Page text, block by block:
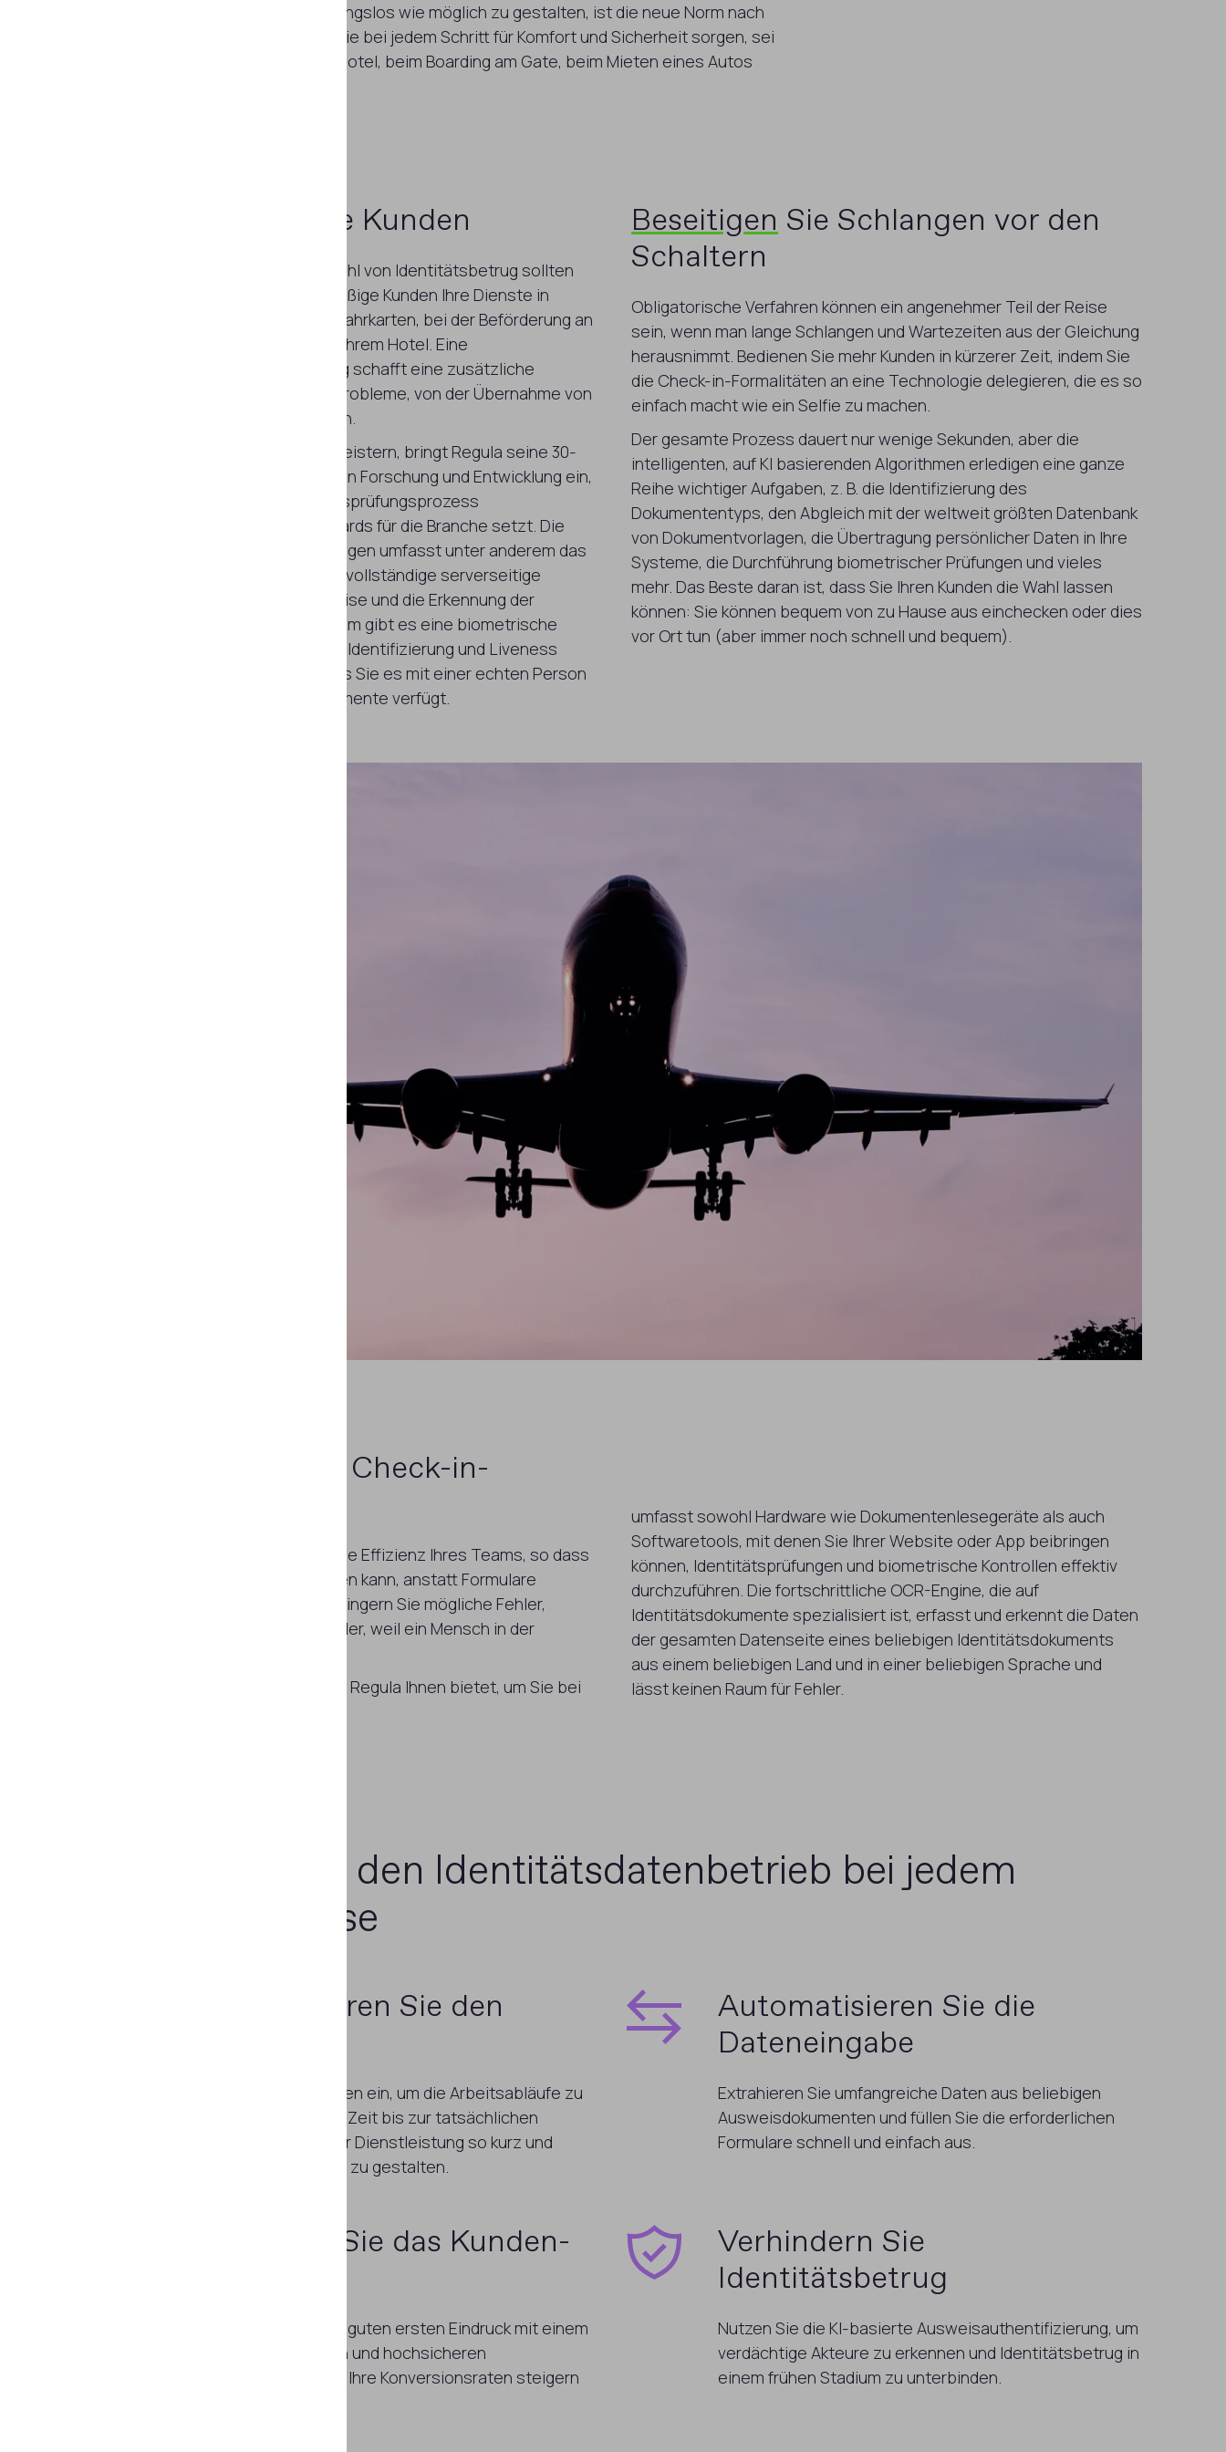
viele Prozesse so fern und berührungslos wie möglich zu gestalten, ist die neue Norm nach
der Pandemie. Mit Regula werden Sie bei jedem Schritt für Komfort und Sicherheit sorgen, sei
es beim Flug, beim Einchecken im Hotel, beim Boarding am Gate, beim Mieten eines Autos
Sie Ihre Kunden
In Anbetracht der zunehmenden Zahl von Identitätsbetrug sollten
Sie sicherstellen, dass nur rechtmäßige Kunden Ihre Dienste in
Anspruch nehmen: beim Kauf von Fahrkarten, bei der Beförderung an
Bord oder bei der Übernachtung in Ihrem Hotel. Eine
ordnungsgemäße Identitätsprüfung schafft eine zusätzliche
Sicherheitsebene und verhindert Probleme, von der Übernahme von
Konten bis hin zu Betrugsversuchen.
Um diese Herausforderungen zu meistern, bringt Regula seine 30-
jährige Erfahrung in der forensischen Forschung und Entwicklung ein,
damit Sie einen Hightech-Identitätsprüfungsprozess
implementieren können, der Standards für die Branche setzt. Die
breite Palette an Sicherheitsprüfungen umfasst unter anderem das
Lesen von MRZ- und Barcodes, die vollständige serverseitige
Überprüfung elektronischer Ausweise und die Erkennung der
Echtheit von Dokumenten. Außerdem gibt es eine biometrische
Verifizierung mit Gesichtsabgleich, Identifizierung und Liveness
Checks. All dies gewährleistet, dass Sie es mit einer echten Person
zu tun haben, die über echte Dokumente verfügt.
Beseitigen Sie Schlangen vor den
Schaltern
Obligatorische Verfahren können ein angenehmer Teil der Reise
sein, wenn man lange Schlangen und Wartezeiten aus der Gleichung
herausnimmt. Bedienen Sie mehr Kunden in kürzerer Zeit, indem Sie
die Check-in-Formalitäten an eine Technologie delegieren, die es so
einfach macht wie ein Selfie zu machen.
Der gesamte Prozess dauert nur wenige Sekunden, aber die
intelligenten, auf KI basierenden Algorithmen erledigen eine ganze
Reihe wichtiger Aufgaben, z. B. die Identifizierung des
Dokumententyps, den Abgleich mit der weltweit größten Datenbank
von Dokumentvorlagen, die Übertragung persönlicher Daten in Ihre
Systeme, die Durchführung biometrischer Prüfungen und vieles
mehr. Das Beste daran ist, dass Sie Ihren Kunden die Wahl lassen
können: Sie können bequem von zu Hause aus einchecken oder dies
vor Ort tun (aber immer noch schnell und bequem).
Sie die Check-in-
Erstens steigern Sie die betriebliche Effizienz Ihres Teams, so dass
es sich auf die Kunden konzentrieren kann, anstatt Formulare
manuell auszufüllen. Zweitens verringern Sie mögliche Fehler,
Dateninkonsistenzen und Druckfehler, weil ein Mensch in der
Die breite Palette an Lösungen, die Regula Ihnen bietet, um Sie bei
umfasst sowohl Hardware wie Dokumentenlesegeräte als auch
Softwaretools, mit denen Sie Ihrer Website oder App beibringen
können, Identitätsprüfungen und biometrische Kontrollen effektiv
durchzuführen. Die fortschrittliche OCR-Engine, die auf
Identitätsdokumente spezialisiert ist, erfasst und erkennt die Daten
der gesamten Datenseite eines beliebigen Identitätsdokuments
aus einem beliebigen Land und in einer beliebigen Sprache und
lässt keinen Raum für Fehler.
Sie den Identitätsdatenbetrieb bei jedem
Schritt der Reise
Automatisieren Sie den
Setzen Sie Technologien ein, um die Arbeitsabläufe zu
beschleunigen und die Zeit bis zur tatsächlichen
Inanspruchnahme einer Dienstleistung so kurz und
angenehm wie möglich zu gestalten.
Automatisieren Sie die
Dateneingabe
Extrahieren Sie umfangreiche Daten aus beliebigen
Ausweisdokumenten und füllen Sie die erforderlichen
Formulare schnell und einfach aus.
Optimieren Sie das Kunden-
Hinterlassen Sie einen guten ersten Eindruck mit einem
schnellen, stressfreien und hochsicheren
Aufnahmeprozess, der Ihre Konversionsraten steigern
Verhindern Sie
Identitätsbetrug
Nutzen Sie die KI-basierte Ausweisauthentifizierung, um
verdächtige Akteure zu erkennen und Identitätsbetrug in
einem frühen Stadium zu unterbinden.